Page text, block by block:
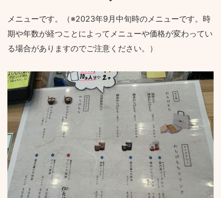
メニューです。（※2023年9月中旬時のメニューです。時
期や年数が経つことによってメニューや価格が変わってい
る場合がありますのでご注意ください。）